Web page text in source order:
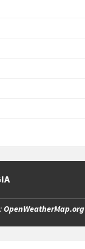
OpenWeatherMap.org